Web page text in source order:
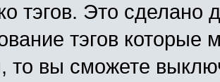
тэгов. Это сделано
тэгов
то вы сможете